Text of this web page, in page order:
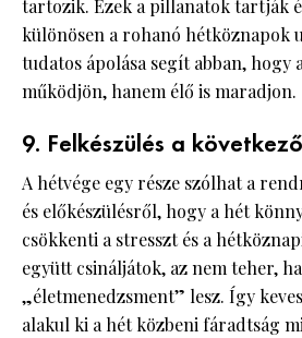
tartozik. Ezek a pillanatok tartják
különösen a rohanó hétköznapok
tudatos ápolása segít abban, hogy
működjön, hanem élő is maradjon.
9. Felkészülés a
A hétvége egy része szólhat a
és előkészülésről, hogy a hét
csökkenti a stresszt és a
együtt csináljátok, az nem teher,
„életmenedzsment” lesz. Így
alakul ki a hét közbeni fáradtság